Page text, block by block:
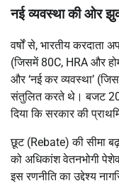
नई व्यवस्था की ओर
वर्षों से, भारतीय करदाता
(जिसमें 80C, HRA और
और ‘नई कर व्यवस्था’
संतुलित करते थे। बजट
दिया कि सरकार की
छूट (Rebate) की सीमा
को अधिकांश वेतनभोगी
इस रणनीति का उद्देश्य